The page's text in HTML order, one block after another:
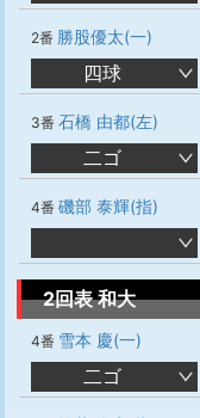
2番 勝股優太(一)
四球
3番 石橋 由都(左)
二ゴ
4番 磯部 泰輝(指)
2回表 和大
4番 雪本 慶(一)
二ゴ